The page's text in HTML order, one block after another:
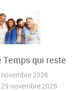
Temps qui reste
2026
novembre 2026